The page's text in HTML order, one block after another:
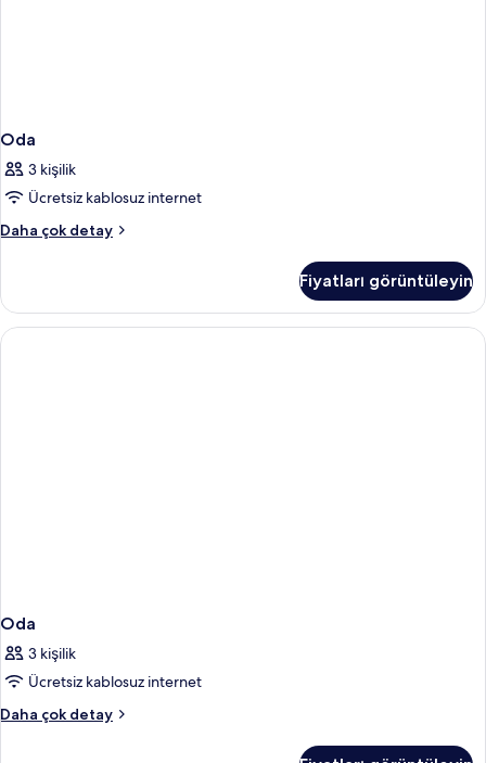
Oda
3 kişilik
Ücretsiz kablosuz internet
Daha çok detay
Oda
detay
Fiyatları görüntüleyin
Oda
3 kişilik
Ücretsiz kablosuz internet
Daha çok detay
Oda